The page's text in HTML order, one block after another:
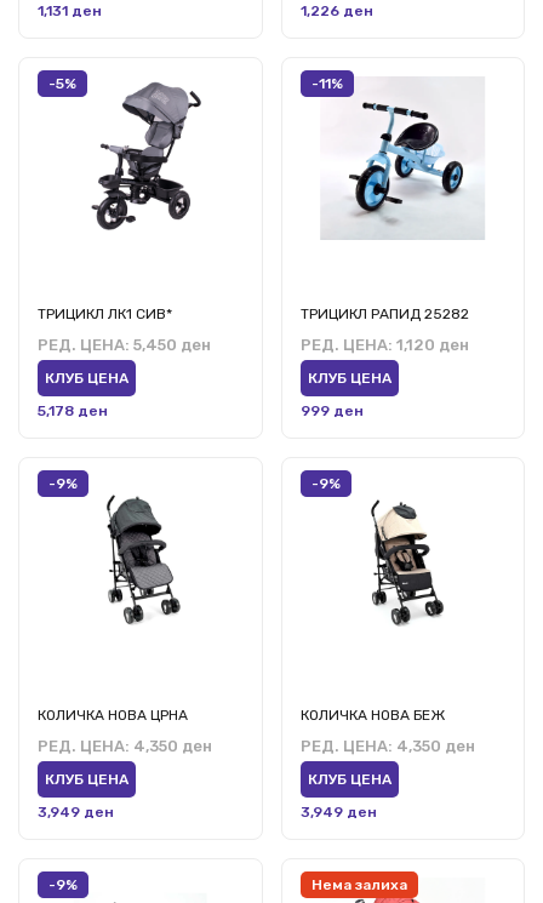
1,131 ден
1,226 ден
-5%
ТРИЦИКЛ ЛК1 СИВ*
РЕД. ЦЕНА: 5,450 ден
КЛУБ ЦЕНА
5,178 ден
-11%
ТРИЦИКЛ РАПИД 25282
РЕД. ЦЕНА: 1,120 ден
КЛУБ ЦЕНА
999 ден
-9%
КОЛИЧКА НОВА ЦРНА
РЕД. ЦЕНА: 4,350 ден
КЛУБ ЦЕНА
3,949 ден
-9%
КОЛИЧКА НОВА БЕЖ
РЕД. ЦЕНА: 4,350 ден
КЛУБ ЦЕНА
3,949 ден
-9%
Нема залиха